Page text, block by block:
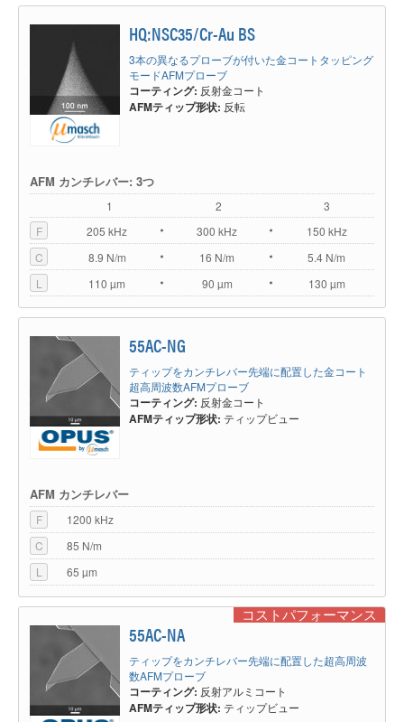
HQ:NSC35/Cr-Au BS
3本の異なるプローブが付いた金コートタッピング
モードAFMプローブ
コーティング: 反射金コート
AFMティップ形状: 反転
AFM カンチレバー: 3つ
1 2
3
F
205 kHz 300 kHz
150 kHz
C
8.9 N/m 16 N/m
5.4 N/m
L
110 µm 90 µm 130 µm
55AC-NG
ティップをカンチレバー先端に配置した金コート
超高周波数AFMプローブ
コーティング: 反射金コート
AFMティップ形状: ティップビュー
AFM カンチレバー
F
1200 kHz
C
85 N/m
L
65 µm
コストパフォーマンス
55AC-NA
ティップをカンチレバー先端に配置した超高周波
数AFMプローブ
コーティング: 反射アルミコート
AFMティップ形状: ティップビュー